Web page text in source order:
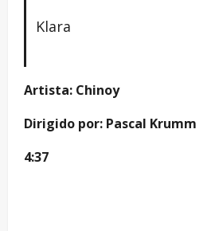
Klara
Artista: Chinoy
Dirigido por: Pascal Krumm
4:37